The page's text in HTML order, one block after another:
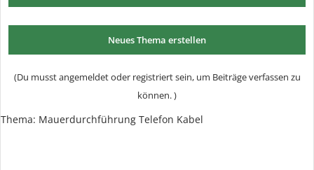
Neues Thema erstellen
(Du musst angemeldet oder registriert sein, um Beiträge verfassen zu
können. )
Thema: Mauerdurchführung Telefon Kabel